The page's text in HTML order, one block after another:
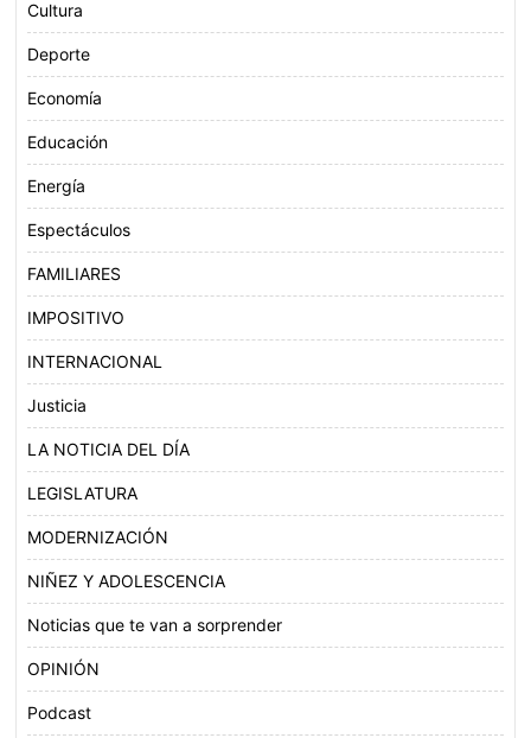
Cultura
Deporte
Economía
Educación
Energía
Espectáculos
FAMILIARES
IMPOSITIVO
INTERNACIONAL
Justicia
LA NOTICIA DEL DÍA
LEGISLATURA
MODERNIZACIÓN
NIÑEZ Y ADOLESCENCIA
Noticias que te van a sorprender
OPINIÓN
Podcast